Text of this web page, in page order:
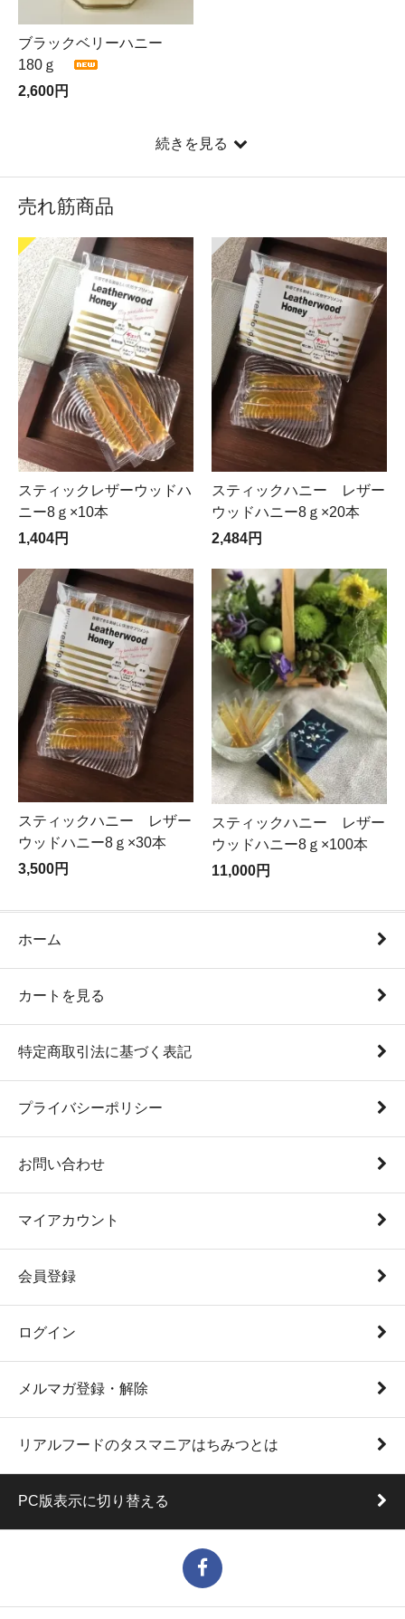
ブラックベリーハニー
180ｇ
2,600円
続きを見る
売れ筋商品
スティックレザーウッドハ
ニー8ｇ×10本
1,404円
スティックハニー レザー
ウッドハニー8ｇ×20本
2,484円
スティックハニー レザー
ウッドハニー8ｇ×30本
3,500円
スティックハニー レザー
ウッドハニー8ｇ×100本
11,000円
ホーム
カートを見る
特定商取引法に基づく表記
プライバシーポリシー
お問い合わせ
マイアカウント
会員登録
ログイン
メルマガ登録・解除
リアルフードのタスマニアはちみつとは
PC版表示に切り替える